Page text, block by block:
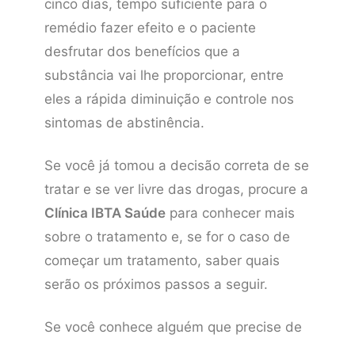
cinco dias, tempo suficiente para o
remédio fazer efeito e o paciente
desfrutar dos benefícios que a
substância vai lhe proporcionar, entre
eles a rápida diminuição e controle nos
sintomas de abstinência.
Se você já tomou a decisão correta de se
tratar e se ver livre das drogas, procure a
Clínica IBTA Saúdepara conhecer mais
sobre o tratamento e, se for o caso de
começar um tratamento, saber quais
serão os próximos passos a seguir.
Se você conhece alguém que precise de